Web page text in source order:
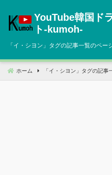
へ
動
YouTube韓国ド
ト‐kumoh‐
「イ・シヨン 」タグの記事一覧のペー
ホーム 「 イ・シヨン 」タグの記事